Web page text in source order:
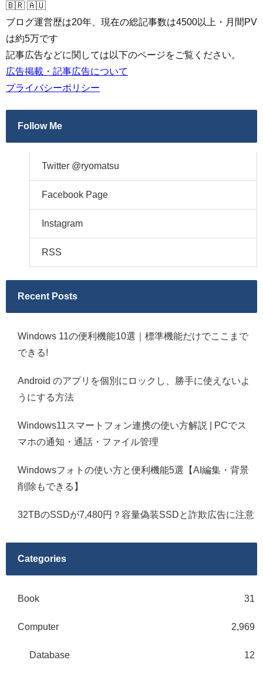
🇧🇷 🇦🇺
ブログ運営歴は20年、現在の総記事数は4500以上・月間PV
は約5万です
記事広告などに関しては以下のページをご覧ください。
広告掲載・記事広告について
プライバシーポリシー
Follow Me
Twitter @ryomatsu
Facebook Page
Instagram
RSS
Recent Posts
Windows 11の便利機能10選｜標準機能だけでここまで
できる!
Android のアプリを個別にロックし、勝手に使えないよ
うにする方法
Windows11スマートフォン連携の使い方解説 | PCでス
マホの通知・通話・ファイル管理
Windowsフォトの使い方と便利機能5選【AI編集・背景
削除もできる】
32TBのSSDが7,480円？容量偽装SSDと詐欺広告に注意
Categories
Book 31
Computer 2,969
Database 12